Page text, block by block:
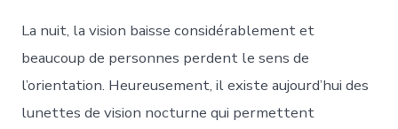
La nuit, la vision baisse considérablement et
beaucoup de personnes perdent le sens de
l’orientation. Heureusement, il existe aujourd’hui des
lunettes de vision nocturne qui permettent